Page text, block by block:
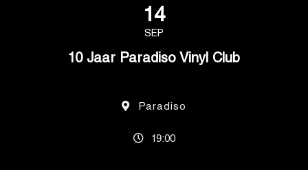
14
SEP
10 Jaar Paradiso Vinyl Club
Paradiso
19:00